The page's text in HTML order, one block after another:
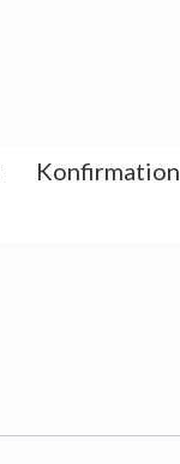
Konfirmation